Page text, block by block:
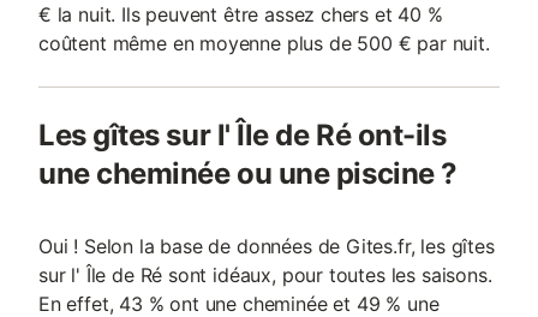
€ la nuit. Ils peuvent être assez chers et 40 %
coûtent même en moyenne plus de 500 € par nuit.
Les gîtes sur l' Île de Ré ont-ils
une cheminée ou une piscine ?
Oui ! Selon la base de données de Gites.fr, les gîtes
sur l' Île de Ré sont idéaux, pour toutes les saisons.
En effet, 43 % ont une cheminée et 49 % une